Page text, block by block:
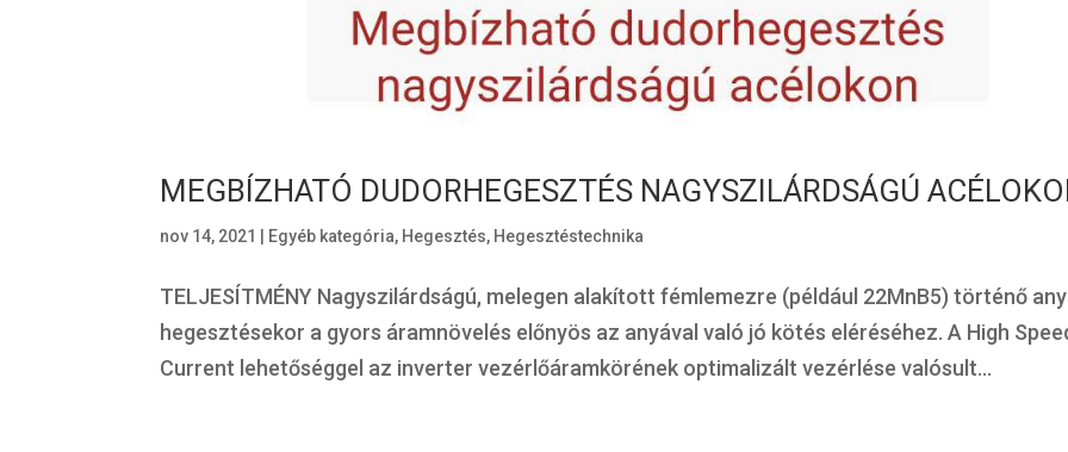
MEGBÍZHATÓ DUDORHEGESZTÉS NAGYSZILÁRDSÁGÚ
nov 14, 2021 Egyéb kategória, Hegesztés, Hegesztéstechnika
TELJESÍTMÉNY Nagyszilárdságú, melegen alakított fémlemezre (például 22MnB5) történő
hegesztésekor a gyors áramnövelés előnyös az anyával való jó kötés eléréséhez. A High
Current lehetőséggel az inverter vezérlőáramkörének optimalizált vezérlése valósult...